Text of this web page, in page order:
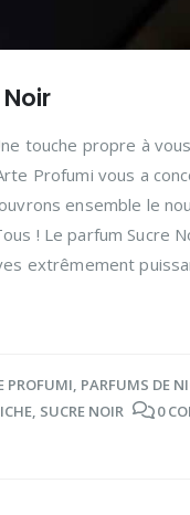
touche propre à
Profumi vous a
ensemble le
! Le parfum Sucre
extrêmement
PROFUMI, PARFUMS DE
, SUCRE NOIR 0